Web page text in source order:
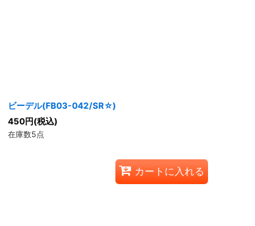
ビーデル(FB03-042/SR☆)
450円(税込)
在庫数5点
カートに入れる